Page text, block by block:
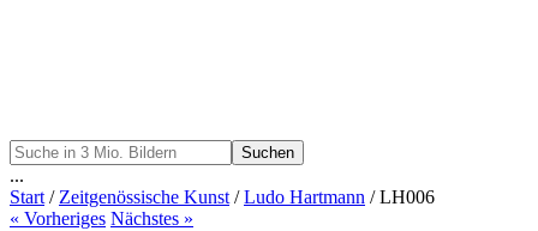
Suchen
...
Start/Zeitgenössische Kunst/Ludo Hartmann / LH006
« Vorheriges Nächstes »